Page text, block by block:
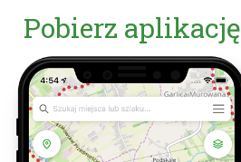
Pobierz aplikację